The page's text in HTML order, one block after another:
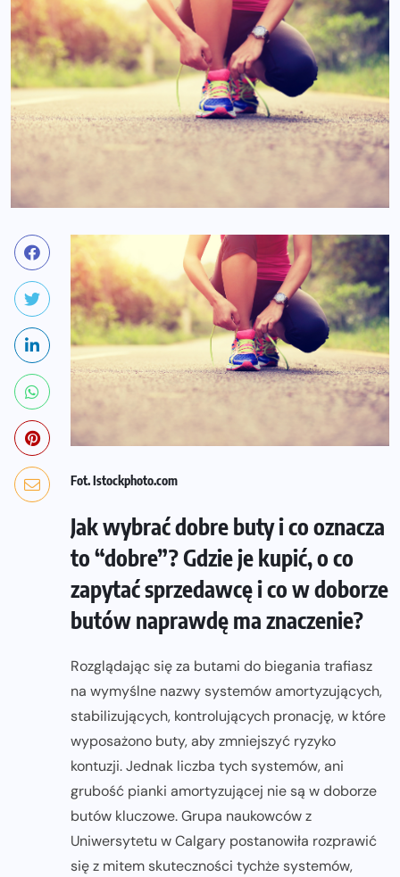
Fot. Istockphoto.com
Jak wybrać dobre buty i co oznacza
to “dobre”? Gdzie je kupić, o co
zapytać sprzedawcę i co w doborze
butów naprawdę ma znaczenie?
Rozglądając się za butami do biegania trafiasz
na wymyślne nazwy systemów amortyzujących,
stabilizujących, kontrolujących pronację, w które
wyposażono buty, aby zmniejszyć ryzyko
kontuzji. Jednak liczba tych systemów, ani
grubość pianki amortyzującej nie są w doborze
butów kluczowe. Grupa naukowców z
Uniwersytetu w Calgary postanowiła rozprawić
się z mitem skuteczności tychże systemów,